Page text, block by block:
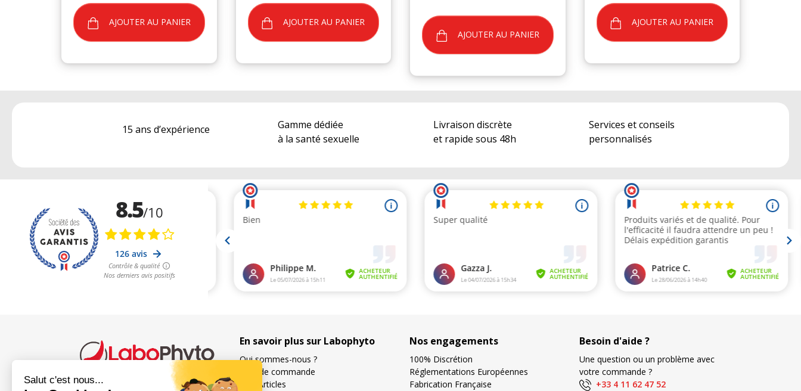
AJOUTER AU PANIER AJOUTER AU PANIER
AJOUTER AU PANIER
AJOUTER AU PANIER
15 ans d’expérience
Gamme dédiée
à la santé sexuelle
Livraison discrète
et rapide sous 48h
Services et conseils
personnalisés
En savoir plus sur Labophyto
Qui sommes-nous ?
Suivi de commande
Nos Articles
Nos engagements
100% Discrétion
Réglementations Européennes
Fabrication Française
Besoin d'aide ?
Une question ou un problème avec
votre commande ?
+33 4 11 62 47 52